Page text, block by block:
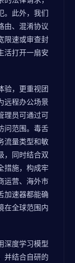
。此外，我们
由、混淆协议
限速或审查封
活打开一扇安
验，更重视团
远程办公场景
理员可通过可
问范围。毒舌
流量类型和敏
，同时结合双
措施，构成牢
运营、海外市
加速器都能确
在全球范围内
深度学习模型
并结合自研的